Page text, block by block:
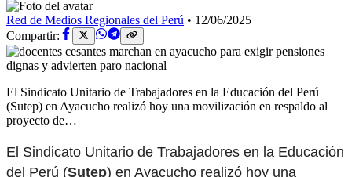
Red de Medios Regionales del Perú • 12/06/2025
Compartir:
El Sindicato Unitario de Trabajadores en la Educación del Perú
(Sutep) en Ayacucho realizó hoy una movilización en respaldo al
proyecto de…
El Sindicato Unitario de Trabajadores en la Educación
del Perú (Sutep) en Ayacucho realizó hoy una